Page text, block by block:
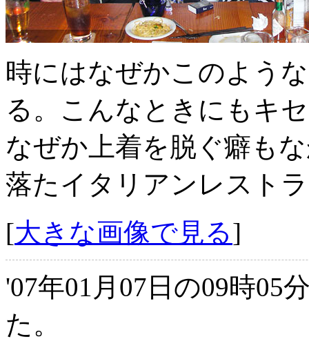
時にはなぜかこのよう
る。こんなときにもキ
なぜか上着を脱ぐ癖も
落たイタリアンレスト
[大きな画像で見る]
'07年01月07日の09時05
た。